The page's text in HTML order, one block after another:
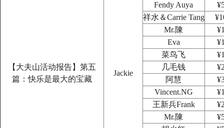
【大夫山活动报告】第五
篇：快乐是最大的宝藏
Jackie
Fendy Auya
祥水＆Carrie Tang
Mr.陳
Eva
菜鸟飞
几毛钱
阿慧
Vincent.NG
王新兵Frank
Mr.陳